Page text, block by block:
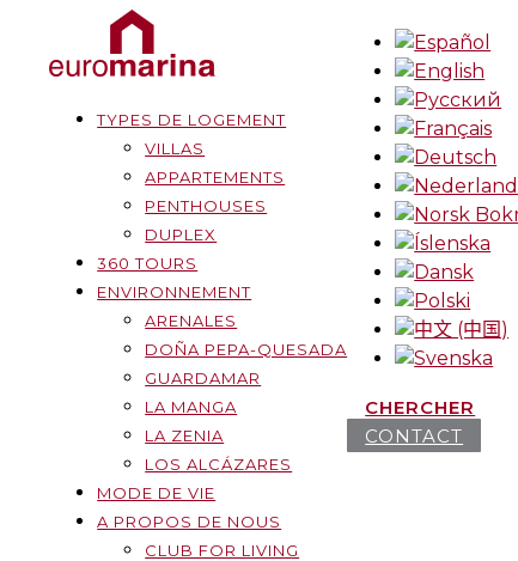
TYPES DE LOGEMENT
VILLAS
APPARTEMENTS
PENTHOUSES
DUPLEX
360 TOURS
ENVIRONNEMENT
ARENALES
DOÑA PEPA-QUESADA
GUARDAMAR
LA MANGA
LA ZENIA
LOS ALCÁZARES
MODE DE VIE
A PROPOS DE NOUS
CLUB FOR LIVING
CHERCHER
CONTACT